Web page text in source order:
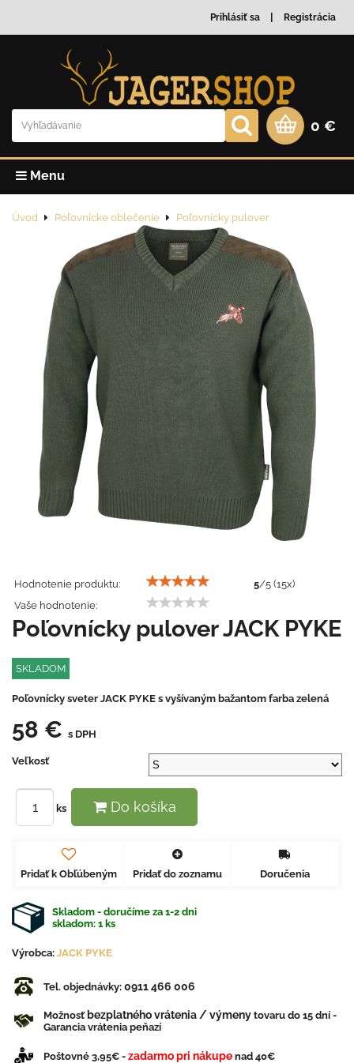
Prihlásiť sa Registrácia
0 €
Menu
Úvod Poľovnícke oblečenie Poľovnícky pulover
Hodnotenie produktu: 5/5 (15x)
Vaše hodnotenie:
Poľovnícky pulover JACK PYKE
SKLADOM
Poľovnícky sveter JACK PYKE s vyšívaným bažantom farba zelená
58 € s DPH
Veľkosť
ks Do košíka
Pridať k Obľúbeným Pridať do zoznamu Doručenia
Skladom - doručíme za 1-2 dni
skladom: 1 ks
Výrobca: JACK PYKE
Tel. objednávky: 0911 466 006
Možnosťbezplatného vrátenia / výmeny tovaru do 15 dní -
Garancia vrátenia peňazí
Poštovné 3,95€ - zadarmo pri nákupe nad 40€